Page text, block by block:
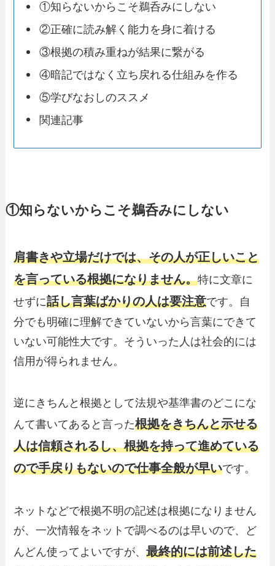
①知らないからこそ鵜呑みにしない
②正確に読み解く能力を身に着ける
③根拠の積み重ねが結果に繋がる
④暗記ではなく立ち戻れる仕組みを作る
⑤学びなおしのススメ
関連記事
①知らないからこそ鵜呑みにしない
肩書きや立場だけでは、その人が正しいこと
を言っている根拠になりません。特に文章に
せずに話し言葉ばかりの人は要注意です。自
分でも明確に理解できていないから言葉にできて
いない可能性大です。そういった人は社会的には
信用が得られません。
逆にきちんと根拠として法規や基準書のどこにな
んて書いてあると言った根拠をきちんと示せる
人は信頼されるし、根拠を持って進めている
ので手戻りもないので仕事全般が早いです。
ネットなどで根拠不明の記述は根拠になりません
が、一次情報をネットで調べるのは早いので、ど
んどん使ってよいですが、最終的には前述した